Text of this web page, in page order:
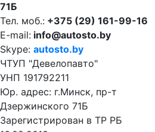
71Б
Тел. моб.: +375 (29) 161-99-16
E-mail: info@autosto.by
Skype: autosto.by
ЧТУП "Девелопавто"
УНП 191792211
Юр. адрес: г.Минск, пр-т
Дзержинского 71Б
Зарегистрирован в ТР РБ